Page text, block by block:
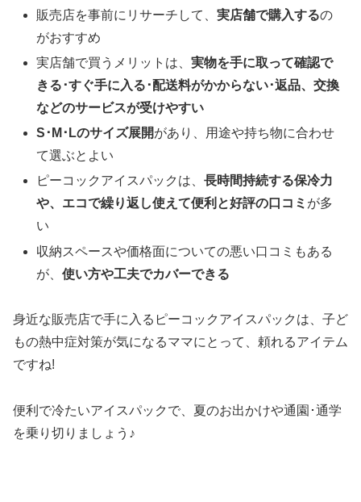
販売店を事前にリサーチして、実店舗で購入するの
がおすすめ
実店舗で買うメリットは、実物を手に取って確認で
きる･すぐ手に入る･配送料がかからない･返品、交換
などのサービスが受けやすい
S･M･Lのサイズ展開があり、用途や持ち物に合わせ
て選ぶとよい
ピーコックアイスパックは、長時間持続する保冷力
や、エコで繰り返し使えて便利 と好評の口コミ が多
い
収納スペースや価格面についての悪い口コミもある
が、使い方や工夫でカバーできる
身近な販売店で手に入るピーコックアイスパックは、子ど
もの熱中症対策が気になるママにとって、頼れるアイテム
ですね!
便利で冷たいアイスパックで、夏のお出かけや通園･通学
を乗り切りましょう♪